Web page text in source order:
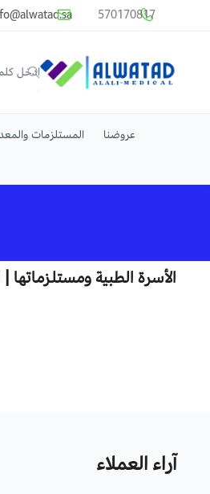
common.titles.skip_to_main_content
570170817
متجر الوتد العالي الطبي
عروضنا المستلزمات
الأسرة الطبية ومستلزماتها |
آراء العملاء